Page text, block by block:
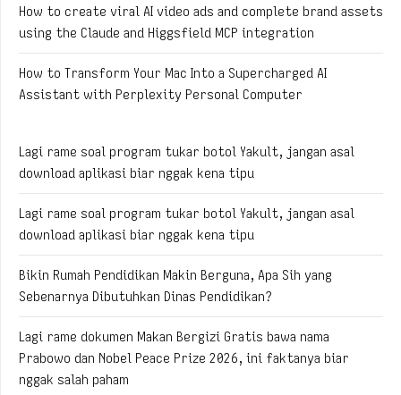
How to create viral AI video ads and complete brand assets
using the Claude and Higgsfield MCP integration
How to Transform Your Mac Into a Supercharged AI
Assistant with Perplexity Personal Computer
Lagi rame soal program tukar botol Yakult, jangan asal
download aplikasi biar nggak kena tipu
Lagi rame soal program tukar botol Yakult, jangan asal
download aplikasi biar nggak kena tipu
Bikin Rumah Pendidikan Makin Berguna, Apa Sih yang
Sebenarnya Dibutuhkan Dinas Pendidikan?
Lagi rame dokumen Makan Bergizi Gratis bawa nama
Prabowo dan Nobel Peace Prize 2026, ini faktanya biar
nggak salah paham